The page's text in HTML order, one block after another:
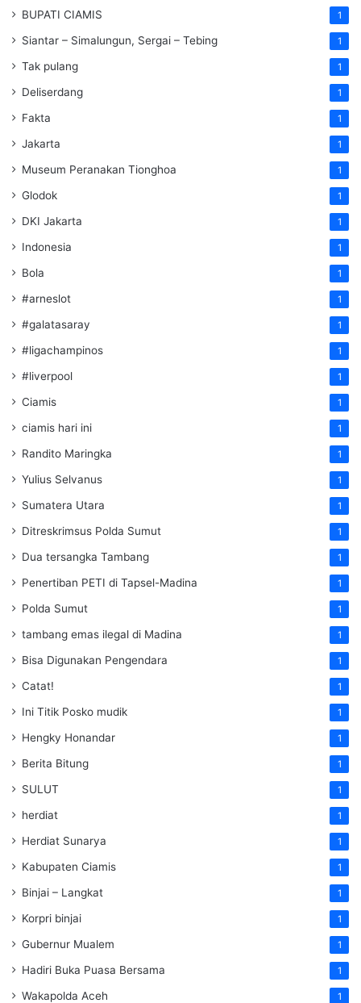
BUPATI CIAMIS 1
Siantar – Simalungun, Sergai – Tebing 1
Tak pulang 1
Deliserdang 1
Fakta 1
Jakarta 1
Museum Peranakan Tionghoa 1
Glodok 1
DKI Jakarta 1
Indonesia 1
Bola 1
#arneslot 1
#galatasaray 1
#ligachampinos 1
#liverpool 1
Ciamis 1
ciamis hari ini 1
Randito Maringka 1
Yulius Selvanus 1
Sumatera Utara 1
Ditreskrimsus Polda Sumut 1
Dua tersangka Tambang 1
Penertiban PETI di Tapsel-Madina 1
Polda Sumut 1
tambang emas ilegal di Madina 1
Bisa Digunakan Pengendara 1
Catat! 1
Ini Titik Posko mudik 1
Hengky Honandar 1
Berita Bitung 1
SULUT 1
herdiat 1
Herdiat Sunarya 1
Kabupaten Ciamis 1
Binjai – Langkat 1
Korpri binjai 1
Gubernur Mualem 1
Hadiri Buka Puasa Bersama 1
Wakapolda Aceh 1